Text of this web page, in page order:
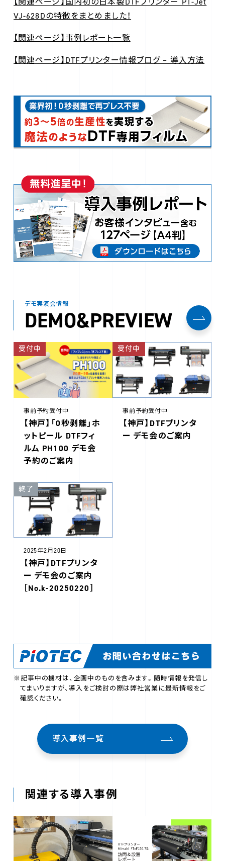
VJ-628Dの特徴をまとめました！
【関連ページ】事例レポート一覧
【関連ページ】DTFプリンター情報ブログ – 導入方法
デモ実演会情報
DEMO&PREVIEW
受付中
事前予約受付中
【神戸】「0秒剥離」ホ
ットピール DTFフィ
ルム PH100 デモ会
予約のご案内
受付中
事前予約受付中
【神戸】DTFプリンタ
ー デモ会のご案内
終了
2025年2月20日
【神戸】DTFプリンタ
ー デモ会のご案内
［No.k-20250220］
※記事中の機材は、企画中のものを含みます。随時情報を発信し
てまいりますが、導入をご検討の際は弊社営業に最新情報をご
確認ください。
導入事例一覧
関連する導入事例